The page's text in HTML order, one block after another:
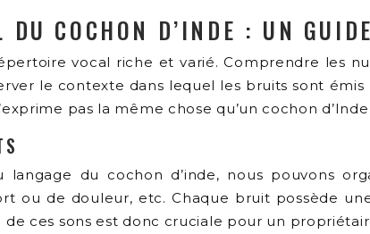
DU COCHON D’INDE : UN
vocal riche et varié. Comprendre les
le contexte dans lequel les bruits sont
pas la même chose qu’un cochon
du cochon d’inde, nous pouvons
ou de douleur, etc. Chaque bruit possède
ces sons est donc cruciale pour un